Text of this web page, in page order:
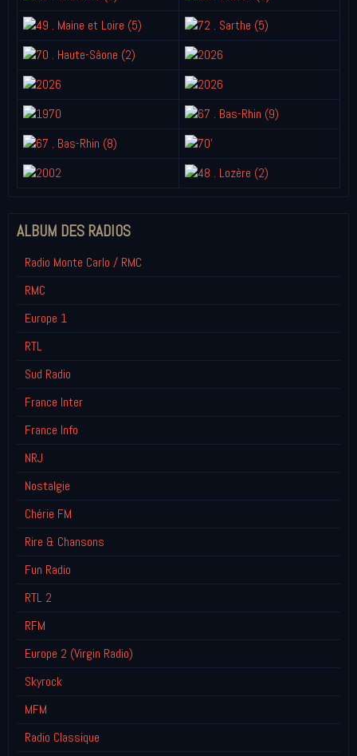
ALBUM DES RADIOS
Radio Monte Carlo / RMC
RMC
Europe 1
RTL
Sud Radio
France Inter
France Info
NRJ
Nostalgie
Chérie FM
Rire & Chansons
Fun Radio
RTL 2
RFM
Europe 2 (Virgin Radio)
Skyrock
MFM
Radio Classique